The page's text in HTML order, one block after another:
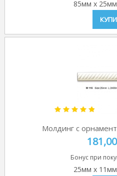
85мм x 25мм
Молдинг с
Бонус при
25мм x 11мм